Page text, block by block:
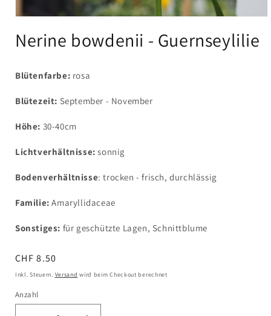
in
Modal
Nerine bowdenii - Guernseylilie
Blütenfarbe: rosa
Blütezeit: September - November
Höhe: 30-40cm
Lichtverhältnisse:sonnig
Bodenverhältnisse: trocken - frisch, durchlässig
Familie:Amaryllidaceae
Sonstiges: für geschützte Lagen, Schnittblume
Normaler
Preis
CHF 8.50
Inkl. Steuern. Versand wird beim Checkout berechnet
Anzahl